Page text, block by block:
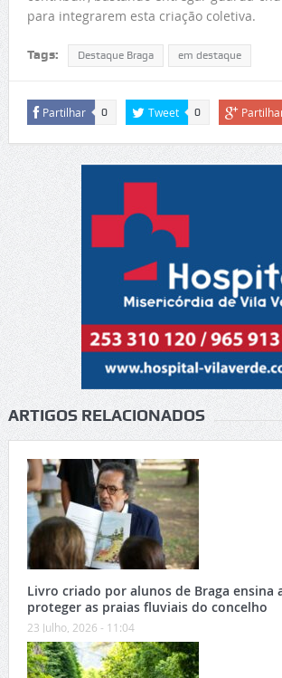
para integrarem esta criação coletiva.
Tags: Destaque Braga em destaque
Partilhar 0 Tweet 0
ARTIGOS RELACIONADOS
Livro criado por alunos de Braga ensina
proteger as praias fluviais do concelho
23 Julho, 2026 - 11:04